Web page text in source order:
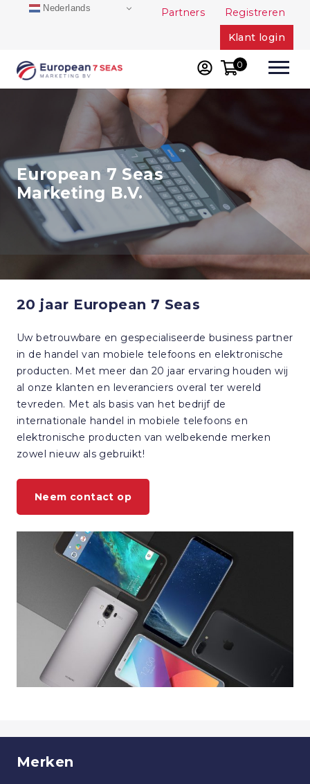
Partners
Registreren
Klant login
0
European 7 Seas
Marketing B.V.
20 jaar European 7 Seas
Uw betrouwbare en gespecialiseerde business partner
in de handel van mobiele telefoons en elektronische
producten. Met meer dan 20 jaar ervaring houden wij
al onze klanten en leveranciers overal ter wereld
tevreden. Met als basis van het bedrijf de
internationale handel in mobiele telefoons en
elektronische producten van welbekende merken
zowel nieuw als gebruikt!
Neem contact op
Merken
Nederlands